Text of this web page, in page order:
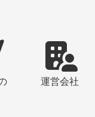
運営会社